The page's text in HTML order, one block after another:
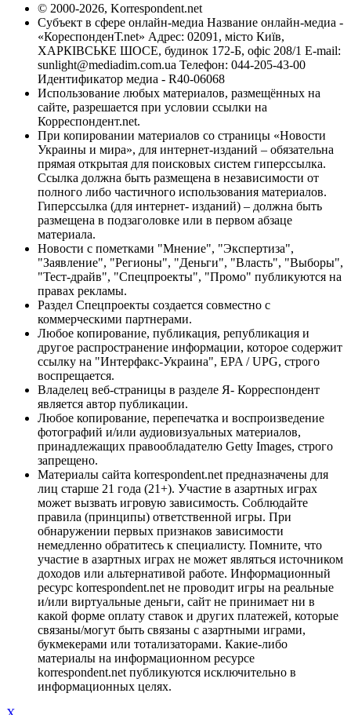
© 2000-2026, Korrespondent.net
Субъект в сфере онлайн-медиа Название онлайн-медиа -
«КореспонденТ.net» Адрес: 02091, місто Київ,
ХАРКІВСЬКЕ ШОСЕ, будинок 172-Б, офіс 208/1 E-mail:
sunlight@mediadim.com.ua Телефон: 044-205-43-00
Идентификатор медиа - R40-06068
Использование любых материалов, размещённых на
сайте, разрешается при условии ссылки на
Корреспондент.net.
При копировании материалов со страницы «Новости
Украины и мира», для интернет-изданий – обязательна
прямая открытая для поисковых систем гиперссылка.
Ссылка должна быть размещена в независимости от
полного либо частичного использования материалов.
Гиперссылка (для интернет- изданий) – должна быть
размещена в подзаголовке или в первом абзаце
материала.
Новости с пометками "Мнение", "Экспертиза",
"Заявление", "Регионы", "Деньги", "Власть", "Выборы",
"Тест-драйв", "Спецпроекты", "Промо" публикуются на
правах рекламы.
Раздел Спецпроекты создается совместно с
коммерческими партнерами.
Любое копирование, публикация, републикация и
другое распространение информации, которое содержит
ссылку на "Интерфакс-Украина", EPA / UPG, строго
воспрещается.
Владелец веб-страницы в разделе Я- Корреспондент
является автор публикации.
Любое копирование, перепечатка и воспроизведение
фотографий и/или аудиовизуальных материалов,
принадлежащих правообладателю Getty Images, строго
запрещено.
Материалы сайта korrespondent.net предназначены для
лиц старше 21 года (21+). Участие в азартных играх
может вызвать игровую зависимость. Соблюдайте
правила (принципы) ответственной игры. При
обнаружении первых признаков зависимости
немедленно обратитесь к специалисту. Помните, что
участие в азартных играх не может являться источником
доходов или альтернативой работе. Информационный
ресурс korrespondent.net не проводит игры на реальные
и/или виртуальные деньги, сайт не принимает ни в
какой форме оплату ставок и других платежей, которые
связаны/могут быть связаны с азартными играми,
букмекерами или тотализаторами. Какие-либо
материалы на информационном ресурсе
korrespondent.net публикуются исключительно в
информационных целях.